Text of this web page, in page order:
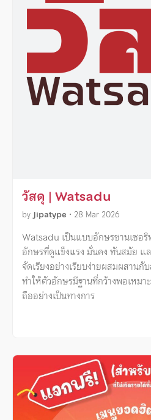
วัสดุ | Watsadu
byJipatype • 28 Mar 2026
Watsadu เป็นแบบอักษรซานเซอริ
อักษรที่ดูแข็งแรง มั่นคง ทันสมัย แ
จัดเรียงอย่างเรียบง่ายผสมผสาน
ทำให้ตัวอักษรมีฐานที่กว้างพอเหมา
ถืออย่างเป็นทางการ